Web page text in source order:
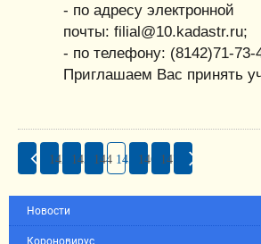
- по адресу электронной
почты: filial@10.kadastr.ru;
- по телефону: (8142)71-73-
Приглашаем Вас принять
142 143 144 145 146 147
Новости